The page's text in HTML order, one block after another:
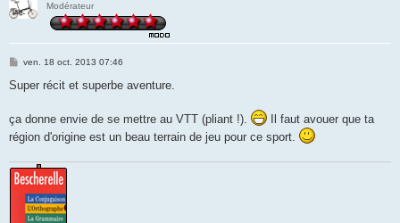
Modérateur
M
s
s
g
e
ven. 18 oct. 2013 07:46
Super récit et superbe aventure.
ça donne envie de se mettre au VTT (pliant !).
Il faut avouer que ta
région d'origine est un beau terrain de jeu pour ce sport.